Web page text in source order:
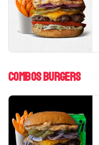
Combos Burgers